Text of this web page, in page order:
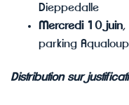
Dieppedalle
Mercredi 10 juin,
parking Aqualoup
Distribution sur